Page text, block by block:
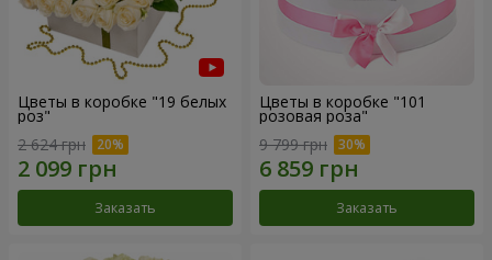
Цветы в коробке "19 белых
роз"
2 624 грн
Заказать
Цветы в коробке "101
розовая роза"
9 799 грн
Заказать